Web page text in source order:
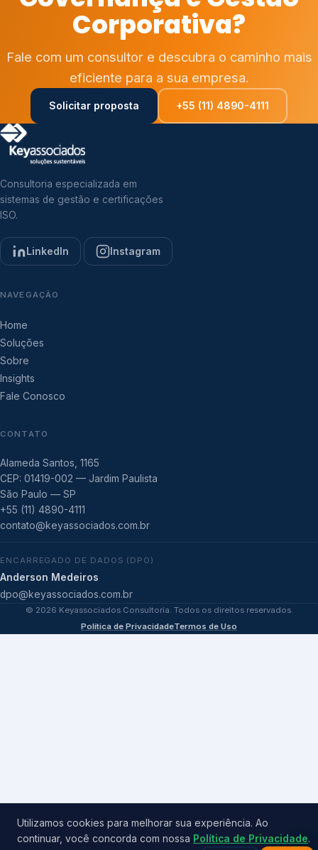
Corporativa?
Fale com um consultor e descubra o caminho mais
eficiente para a sua empresa.
Solicitar proposta +55 (11) 4890-4111
Consultoria especializada em
sistemas de gestão e certificações
ISO.
LinkedIn Instagram
NAVEGAÇÃO
Home
Soluções
Sobre
Insights
Fale Conosco
CONTATO
Alameda Santos, 1165
CEP: 01419-002 — Jardim Paulista
São Paulo — SP
+55 (11) 4890-4111
contato@keyassociados.com.br
ENCARREGADO DE DADOS (DPO)
Anderson Medeiros
dpo@keyassociados.com.br
© 2026 Keyassociados Consultoria. Todos os direitos reservados.
Política de PrivacidadeTermos de Uso
Utilizamos cookies para melhorar sua experiência. Ao
continuar, você concorda com nossa Política de Privacidade.